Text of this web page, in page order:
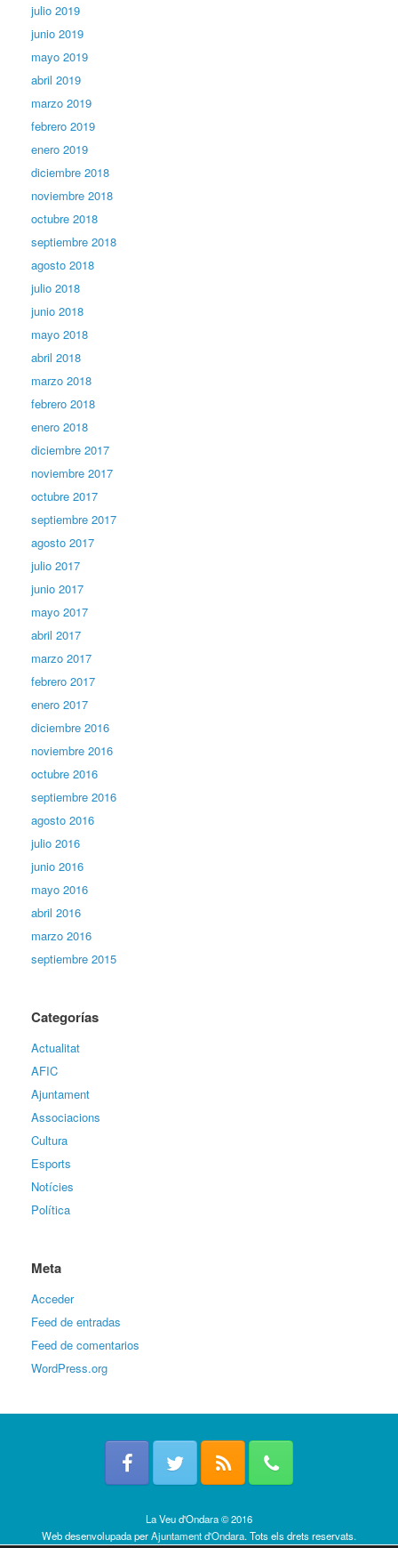
julio 2019
junio 2019
mayo 2019
abril 2019
marzo 2019
febrero 2019
enero 2019
diciembre 2018
noviembre 2018
octubre 2018
septiembre 2018
agosto 2018
julio 2018
junio 2018
mayo 2018
abril 2018
marzo 2018
febrero 2018
enero 2018
diciembre 2017
noviembre 2017
octubre 2017
septiembre 2017
agosto 2017
julio 2017
junio 2017
mayo 2017
abril 2017
marzo 2017
febrero 2017
enero 2017
diciembre 2016
noviembre 2016
octubre 2016
septiembre 2016
agosto 2016
julio 2016
junio 2016
mayo 2016
abril 2016
marzo 2016
septiembre 2015
Categorías
Actualitat
AFIC
Ajuntament
Associacions
Cultura
Esports
Notícies
Política
Meta
Acceder
Feed de entradas
Feed de comentarios
WordPress.org
La Veu d'Ondara © 2016
Web desenvolupada perAjuntament d'Ondara. Tots els drets reservats.